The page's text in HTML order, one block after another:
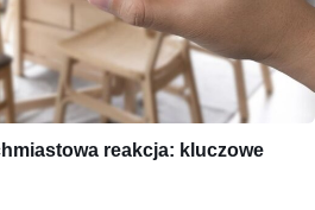
reakcja: kluczowe